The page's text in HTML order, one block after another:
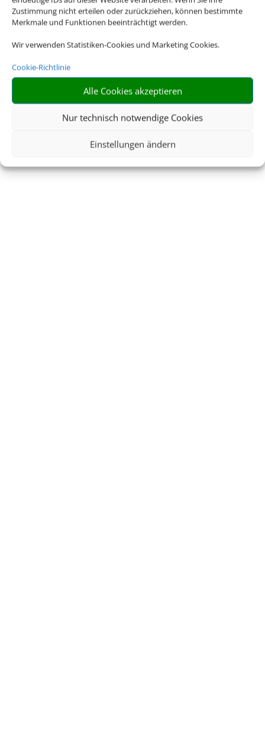
Zustimmung nicht erteilen oder zurückziehen, können bestimmte
Merkmale und Funktionen beeinträchtigt werden.
Wir verwenden Statistiken-Cookies und Marketing Cookies.
Cookie-Richtlinie
Alle Cookies akzeptieren
Nur technisch notwendige Cookies
Einstellungen ändern
Myra Reisen
… wo der Urlaub beginnt